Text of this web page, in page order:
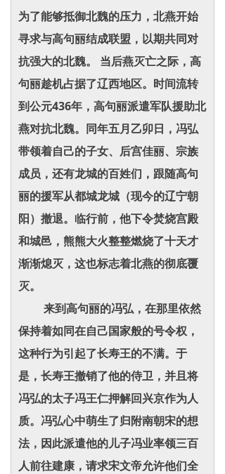
为了能够抵御北魏的压力，北燕开始
寻求与高句丽结成联盟，以期共同对
抗强大的北魏。 当后燕灭亡之际，高
句丽趁机占据了辽西地区。时间流转
到公元436年，高句丽派遣军队援助北
燕对抗北魏。同年五月乙卯日，冯弘
带领着自己的子女、后宫佳丽、宗族
成员，还有龙城的百姓们，跟随高句
丽的援军从都城龙城（现今的辽宁朝
阳）撤退。临行前，他下令焚烧宫殿
和城邑，熊熊大火整整燃烧了十天才
渐渐熄灭，这也标志着北燕的彻底覆
灭。
来到高句丽的冯弘，在那里依然
保持着如同在自己国家般的号令权，
这种行为引起了长寿王的不满。于
是，长寿王撤销了他的侍卫，并且将
冯弘的太子冯王仁押解回兴京作为人
质。冯弘心中萌生了归附南朝宋的想
法，因此派遣他的儿子冯业率领三百
人前往建康，请求宋文帝允许他们全